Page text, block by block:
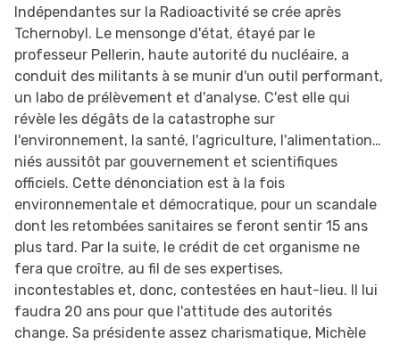
Indépendantes sur la Radioactivité se crée après
Tchernobyl. Le mensonge d'état, étayé par le
professeur Pellerin, haute autorité du nucléaire, a
conduit des militants à se munir d'un outil performant,
un labo de prélèvement et d'analyse. C'est elle qui
révèle les dégâts de la catastrophe sur
l'environnement, la santé, l'agriculture, l'alimentation…
niés aussitôt par gouvernement et scientifiques
officiels. Cette dénonciation est à la fois
environnementale et démocratique, pour un scandale
dont les retombées sanitaires se feront sentir 15 ans
plus tard. Par la suite, le crédit de cet organisme ne
fera que croître, au fil de ses expertises,
incontestables et, donc, contestées en haut-lieu. Il lui
faudra 20 ans pour que l'attitude des autorités
change. Sa présidente assez charismatique, Michèle